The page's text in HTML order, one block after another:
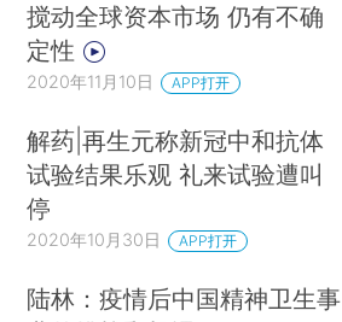
搅动全球资本市场 仍有不确
定性
2020年11月10日 APP打开
解药|再生元称新冠中和抗体
试验结果乐观 礼来试验遭叫
停
2020年10月30日 APP打开
陆林：疫情后中国精神卫生事